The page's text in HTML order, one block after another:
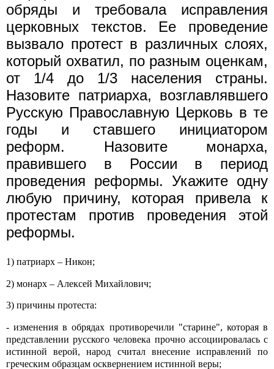
обряды и требовала исправления
церковных текстов. Ее проведение
вызвало протест в различных слоях,
который охватил, по разным оценкам,
от 1/4 до 1/3 населения страны.
Назовите патриарха, возглавлявшего
Русскую Православную Церковь в те
годы и ставшего инициатором
реформ. Назовите монарха,
правившего в России в период
проведения реформы. Укажите одну
любую причину, которая привела к
протестам против проведения этой
реформы.
1) патриарх – Никон;
2) монарх – Алексей Михайлович;
3) причины протеста:
- изменения в обрядах противоречили "старине", которая в
представлении русского человека прочно ассоциировалась с
истинной верой, народ считал внесение исправлений по
греческим образцам осквернением истинной веры;